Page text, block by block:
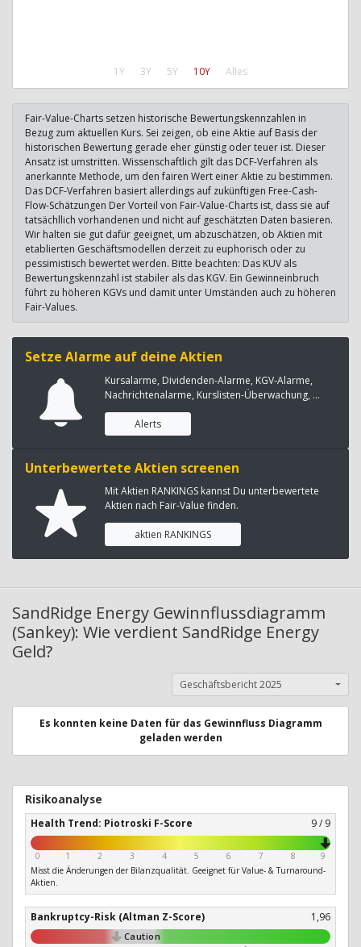
1Y 3Y 5Y 10Y Alles
Fair-Value-Charts setzen historische Bewertungskennzahlen in
Bezug zum aktuellen Kurs. Sei zeigen, ob eine Aktie auf Basis der
historischen Bewertung gerade eher günstig oder teuer ist. Dieser
Ansatz ist umstritten. Wissenschaftlich gilt das DCF-Verfahren als
anerkannte Methode, um den fairen Wert einer Aktie zu bestimmen.
Das DCF-Verfahren basiert allerdings auf zukünftigen Free-Cash-
Flow-Schätzungen Der Vorteil von Fair-Value-Charts ist, dass sie auf
tatsächllich vorhandenen und nicht auf geschätzten Daten basieren.
Wir halten sie gut dafür geeignet, um abzuschätzen, ob Aktien mit
etablierten Geschäftsmodellen derzeit zu euphorisch oder zu
pessimistisch bewertet werden. Bitte beachten: Das KUV als
Bewertungskennzahl ist stabiler als das KGV. Ein Gewinneinbruch
führt zu höheren KGVs und damit unter Umständen auch zu höheren
Fair-Values.
Setze Alarme auf deine Aktien
Kursalarme, Dividenden-Alarme, KGV-Alarme,
Nachrichtenalarme, Kurslisten-Überwachung, ...
Alerts
Unterbewertete Aktien screenen
Mit Aktien RANKINGS kannst Du unterbewertete
Aktien nach Fair-Value finden.
aktien RANKINGS
SandRidge Energy Gewinnflussdiagramm
(Sankey): Wie verdient SandRidge Energy
Geld?
Geschäftsbericht 2025
Es konnten keine Daten für das Gewinnfluss Diagramm
geladen werden
Risikoanalyse
Health Trend: Piotroski F-Score 9 / 9
0 1 2 3 4 5 6 7 8
9
Misst die Änderungen der Bilanzqualität. Geeignet für Value- & Turnaround-
Aktien.
Bankruptcy-Risk (Altman Z-Score) 1,96
Caution